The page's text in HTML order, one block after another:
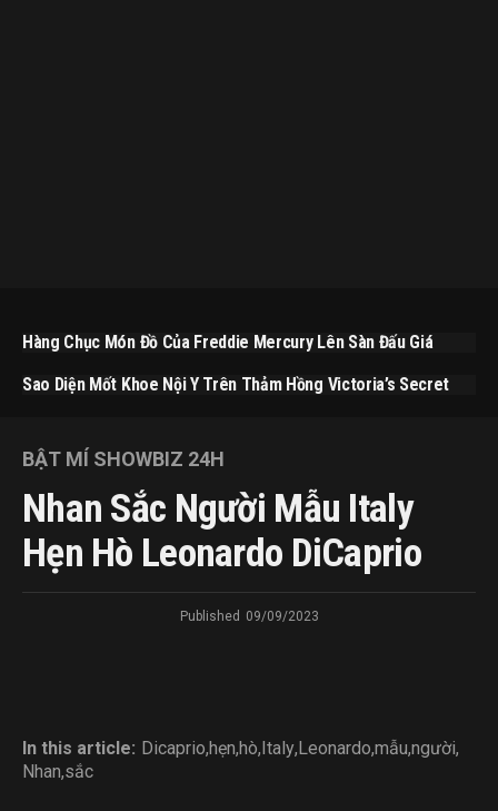
Hàng Chục Món Đồ Của Freddie Mercury Lên Sàn Đấu Giá
Sao Diện Mốt Khoe Nội Y Trên Thảm Hồng Victoria’s Secret
BẬT MÍ SHOWBIZ 24H
Nhan Sắc Người Mẫu Italy
Hẹn Hò Leonardo DiCaprio
Published 09/09/2023
In this article: Dicaprio,hẹn,hò,Italy,Leonardo,mẫu,người,
Nhan,sắc